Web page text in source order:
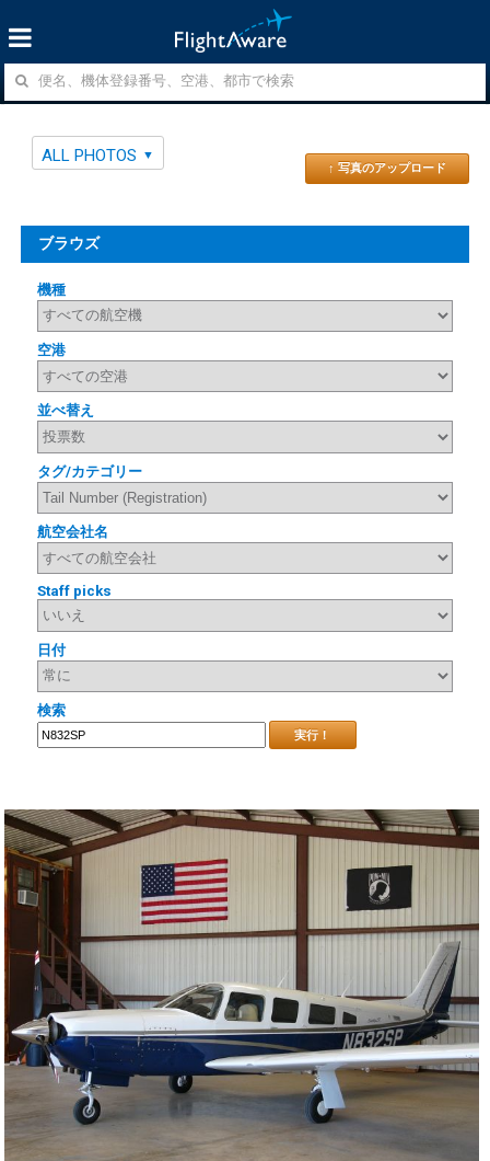
ALL PHOTOS
↑ 写真のアップロード
ブラウズ
機種
空港
並べ替え
タグ/カテゴリー
航空会社名
Staff picks
日付
検索
実行！